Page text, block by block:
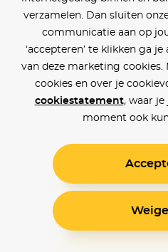
verzamelen. Dan sluiten
communicatie aan op
‘accepteren’ te klikken ga
van deze marketing
cookies en over je
cookiestatement, waar je
moment ook